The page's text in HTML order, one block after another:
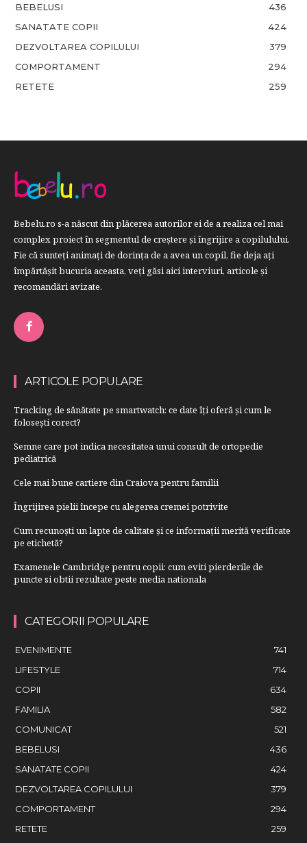
BEBELUSI
436
SANATATE COPII
424
DEZVOLTAREA COPILULUI
379
COMPORTAMENT
294
RETETE
259
Bebelu.ro s-a născut din plăcerea autorilor ei de a realiza cel mai
complex proiect în segmentul de creştere şi îngrijire a copilulului.
Fie că sunteţi animaţi de dorinţa de a avea un copil, fie deja aţi
împărtăşit bucuria aceasta, veți găsi aici interviuri, articole şi
recomandări avizate.
ARTICOLE POPULARE
Tracking de sănătate pe smartwatch: ce date îți oferă și cum le
folosești corect?
Semne care pot indica necesitatea unui consult de ortopedie
pediatrică
Cele mai bune cartiere din Craiova pentru familii
Îngrijirea pielii începe cu alegerea cremei potrivite
Cum recunoști un lapte de calitate și ce informații merită verificate
pe etichetă?
Examenele Cambridge pentru copii: cum eviti pierderile de
puncte si obtii rezultate peste media nationala
CATEGORII POPULARE
EVENIMENTE
741
LIFESTYLE
714
COPII
634
FAMILIA
582
COMUNICAT
521
BEBELUSI
436
SANATATE COPII
424
DEZVOLTAREA COPILULUI
379
COMPORTAMENT
294
RETETE
259